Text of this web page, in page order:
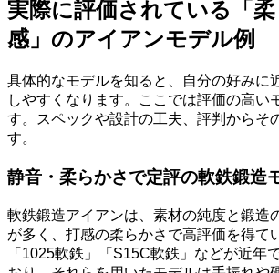
実際に評価されている「
感」のアイアンモデル例
具体的なモデルを知ると、自分の好みに
しやすくなります。ここでは評価の高い
す。スペックや設計の工夫、評判からそ
す。
静音・柔らかさで定評の軟鉄鍛造
軟鉄鍛造アイアンは、素材の純度と鍛造
が多く、打感の柔らかさで高評価を得て
「1025軟鉄」「S15C軟鉄」などが近年